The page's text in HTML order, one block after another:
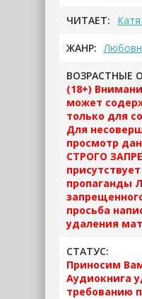
ЧИТАЕТ:
ЖАНР:
ВОЗРАСТНЫЕ
(18+)
может
только для
Для
просмотр
СТРОГО
пропаганды
просьба
удаления
СТАТУС:
Приносим
Аудиокнига
требованию